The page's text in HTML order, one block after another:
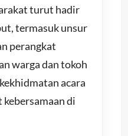
turut hadir
termasuk unsur
perangkat
warga dan tokoh
acara
di